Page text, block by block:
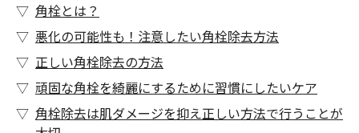
角栓とは？
悪化の可能性も！注意したい角栓除去方法
正しい角栓除去の方法
頑固な角栓を綺麗にするために習慣にしたいケア
角栓除去は肌ダメージを抑え正しい方法で行うことが